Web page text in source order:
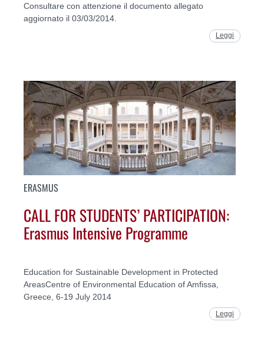
Consultare con attenzione il documento allegato
aggiornato il 03/03/2014.
Leggi
ERASMUS
CALL FOR STUDENTS’ PARTICIPATION:
Erasmus Intensive Programme
Education for Sustainable Development in Protected
AreasCentre of Environmental Education of Amfissa,
Greece, 6-19 July 2014
Leggi